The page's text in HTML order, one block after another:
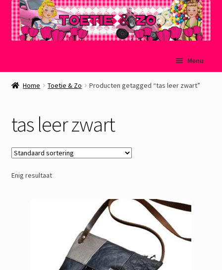
naar
de
Menu
Welkom
Home Toetie & Zo Producten getagged “tas leer zwart”
tas leer zwart
Enig resultaat